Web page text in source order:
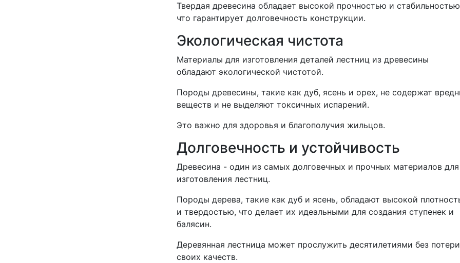
Твердая древесина обладает высокой прочностью и
что гарантирует долговечность конструкции.
Экологическая чистота
Материалы для изготовления деталей лестниц из древесины
обладают экологической чистотой.
Породы древесины, такие как дуб, ясень и орех, не содержат
веществ и не выделяют токсичных испарений.
Это важно для здоровья и благополучия жильцов.
Долговечность и устойчивость
Древесина - один из самых долговечных и прочных материалов для
изготовления лестниц.
Породы дерева, такие как дуб и ясень, обладают высокой
и твердостью, что делает их идеальными для создания ступенек и
балясин.
Деревянная лестница может прослужить десятилетиями без потери
своих качеств.